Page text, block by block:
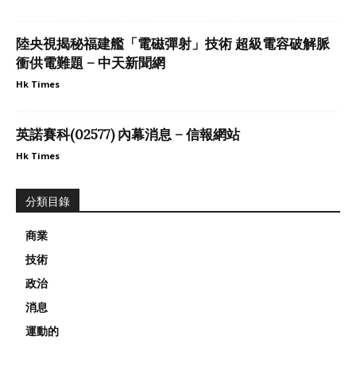
陸央視揭秘福建艦「電磁彈射」技術 超級電容破解脈
衝供電難題 – 中天新聞網
Hk Times
英諾賽科(02577) 內幕消息 – 信報網站
Hk Times
分類目錄
商業
技術
政治
消息
運動的